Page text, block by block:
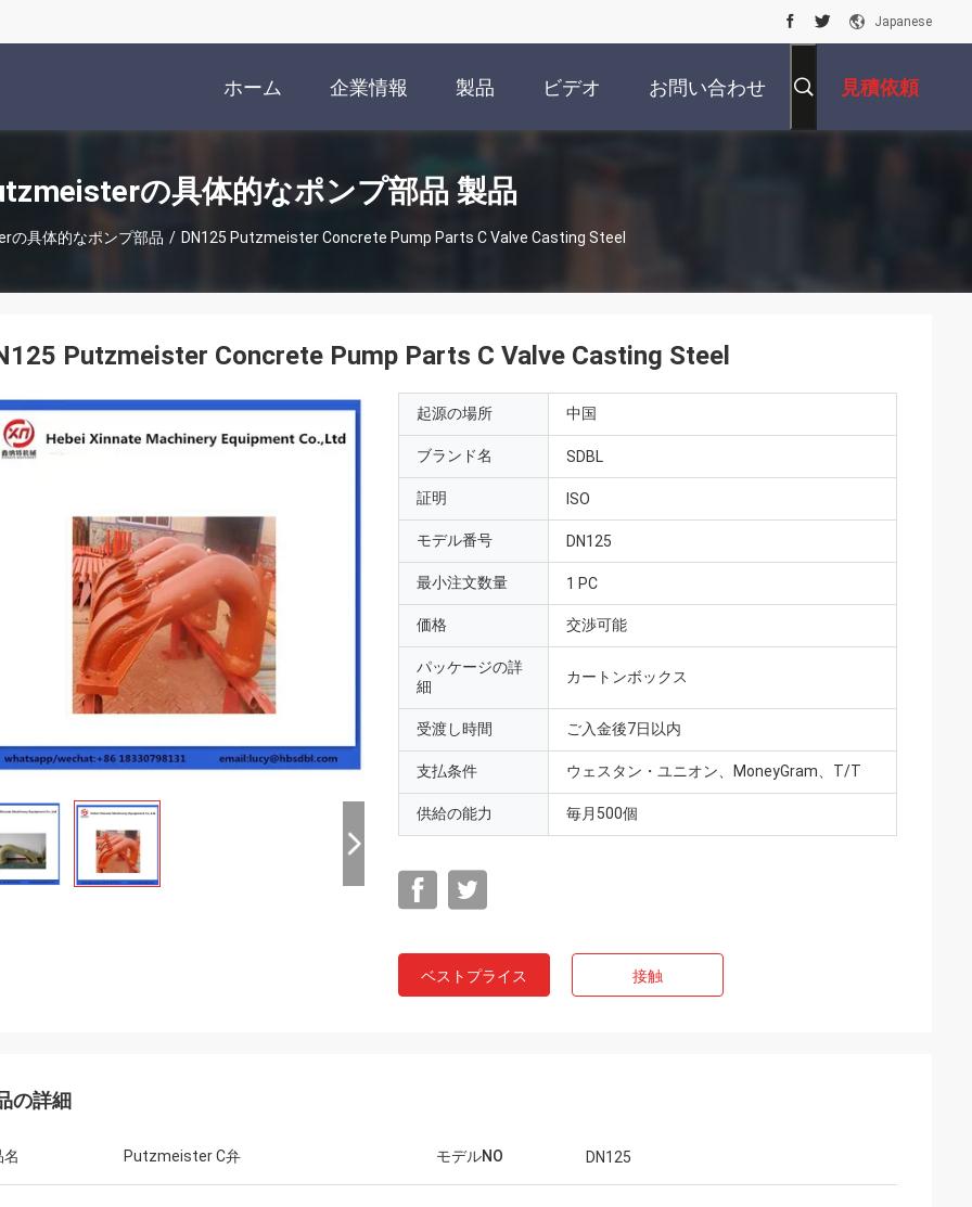
Japanese
ホーム 企業情報 製品 ビデオ お問い合わせ 見積依頼
の具体的なポンプ部品 製品
の具体的なポンプ部品 / DN125 Putzmeister Concrete Pump Parts C Valve Casting Steel
Putzmeister Concrete Pump Parts C Valve Casting Steel
起源の場所 中国
ブランド名 SDBL
証明 ISO
モデル番号 DN125
最小注文数量 1 PC
価格 交渉可能
パッケージの詳
細
カートンボックス
受渡し時間 ご入金後7日以内
支払条件 ウェスタン・ユニオン、MoneyGram、T/T
供給の能力 毎月500個
ベストプライス 接触
の詳細
名 Putzmeister C弁 モデルNO DN125